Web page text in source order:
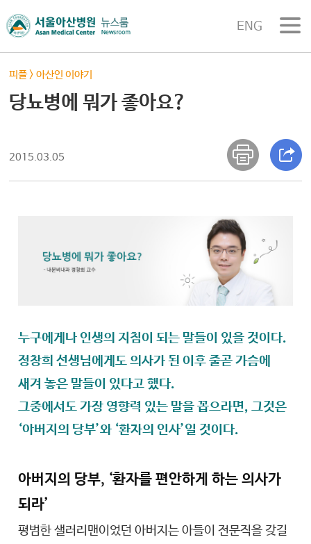
ENG
피플>아산인 이야기
당뇨병에 뭐가 좋아요?
2015.03.05
누구에게나 인생의 지침이 되는 말들이 있을 것이다.
정창희 선생님에게도 의사가 된 이후 줄곧 가슴에
새겨 놓은 말들이 있다고 했다.
그중에서도 가장 영향력 있는 말을 꼽으라면, 그것은
‘아버지의 당부’와 ‘환자의 인사’일 것이다.
아버지의 당부, ‘환자를 편안하게 하는 의사가
되라’
평범한 샐러리맨이었던 아버지는 아들이 전문직을 갖길